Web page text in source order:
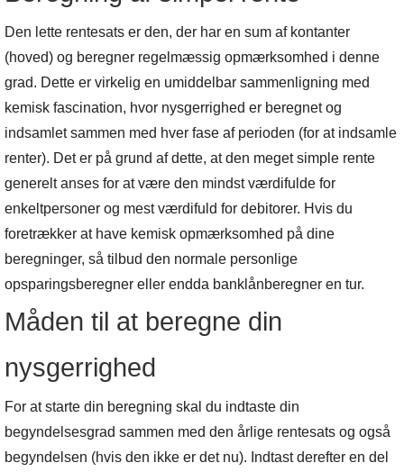
Den lette rentesats er den, der har en sum af kontanter
(hoved) og beregner regelmæssig opmærksomhed i denne
grad. Dette er virkelig en umiddelbar sammenligning med
kemisk fascination, hvor nysgerrighed er beregnet og
indsamlet sammen med hver fase af perioden (for at indsamle
renter). Det er på grund af dette, at den meget simple rente
generelt anses for at være den mindst værdifulde for
enkeltpersoner og mest værdifuld for debitorer. Hvis du
foretrækker at have kemisk opmærksomhed på dine
beregninger, så tilbud den normale personlige
opsparingsberegner eller endda banklånberegner en tur.
Måden til at beregne din
nysgerrighed
For at starte din beregning skal du indtaste din
begyndelsesgrad sammen med den årlige rentesats og også
begyndelsen (hvis den ikke er det nu). Indtast derefter en del